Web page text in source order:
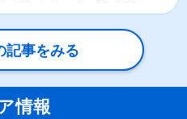
記事をみる
情報